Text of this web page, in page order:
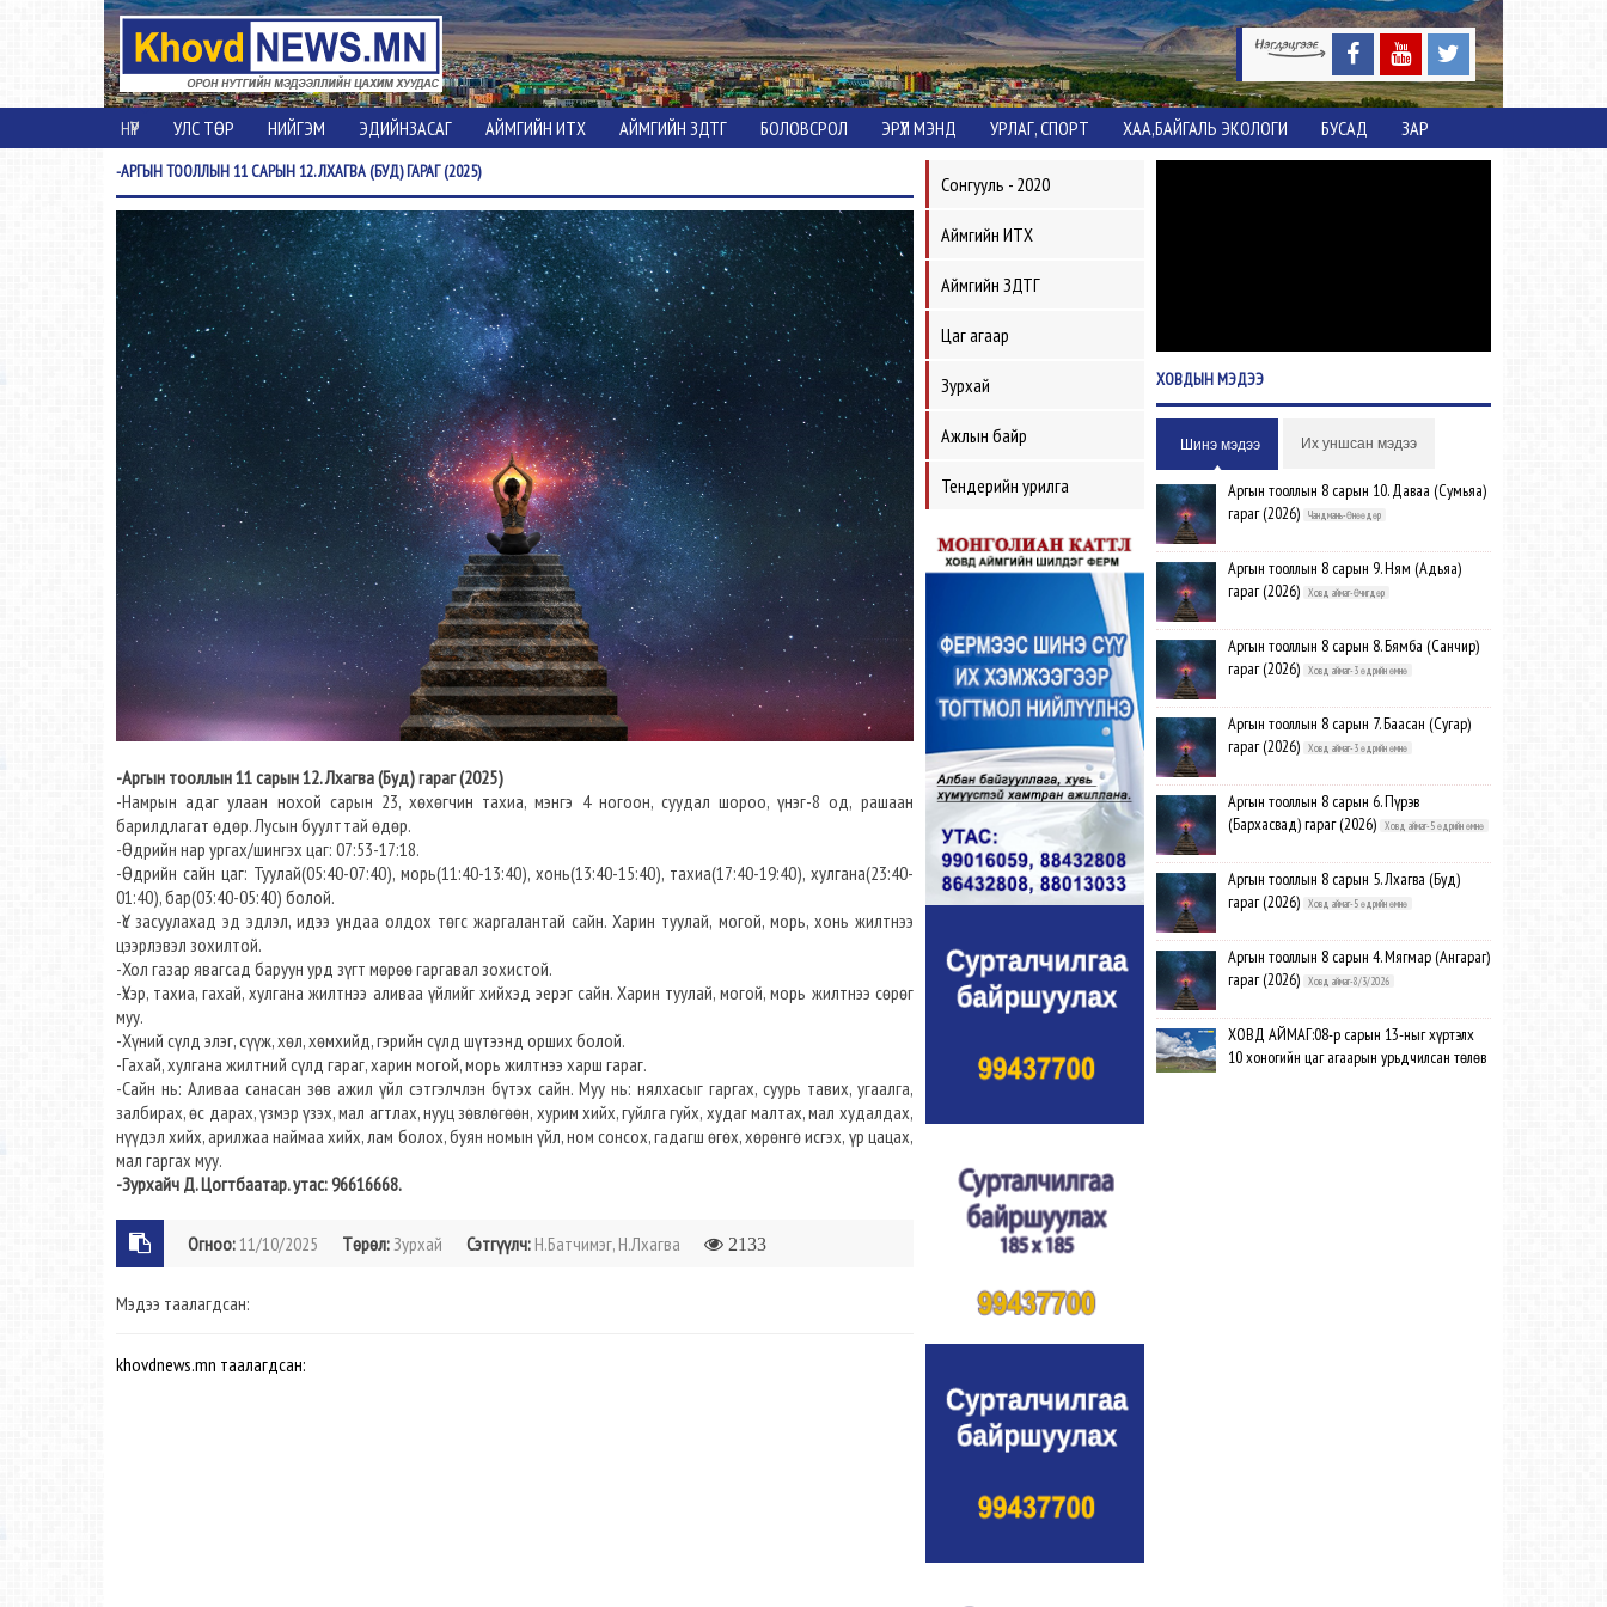
НҮҮР УЛС ТӨР НИЙГЭМ ЭДИЙНЗАСАГ АЙМГИЙН ИТХ АЙМГИЙН ЗДТГ БОЛОВСРОЛ ЭРҮҮЛ МЭНД УРЛАГ, СПОРТ ХАА,БАЙГАЛЬ ЭКОЛОГИ БУСАД ЗАР
-АРГЫНТООЛЛЫН 11 САРЫН 12. ЛХАГВА (БУД) ГАРАГ (2025)
-Аргын тооллын 11 сарын 12. Лхагва (Буд) гараг (2025)
-Намрын адаг улаан нохой сарын 23, хөхөгчин тахиа, мэнгэ 4 ногоон, суудал шороо, үнэг-8 од, рашаан
барилдлагат өдөр. Лусын буулттай өдөр.
-Өдрийн нар ургах/шингэх цаг: 07:53-17:18.
-Өдрийн сайн цаг: Туулай(05:40-07:40), морь(11:40-13:40), хонь(13:40-15:40), тахиа(17:40-19:40), хулгана(23:40-
01:40), бар(03:40-05:40) болой.
-Үс засуулахад эд эдлэл, идээ ундаа олдох төгс жаргалантай сайн. Харин туулай, могой, морь, хонь жилтнээ
цээрлэвэл зохилтой.
-Хол газар явагсад баруун урд зүгт мөрөө гаргавал зохистой.
-Үхэр, тахиа, гахай, хулгана жилтнээ аливаа үйлийг хийхэд эерэг сайн. Харин туулай, могой, морь жилтнээ сөрөг
муу.
-Хүний сүлд элэг, сүүж, хөл, хөмхийд, гэрийн сүлд шүтээнд орших болой.
-Гахай, хулгана жилтний сүлд гараг, харин могой, морь жилтнээ харш гараг.
-Сайн нь: Аливаа санасан зөв ажил үйл сэтгэлчлэн бүтэх сайн. Муу нь: нялхасыг гаргах, суурь тавих, угаалга,
залбирах, өс дарах, үзмэр үзэх, мал агтлах, нууц зөвлөгөөн, хурим хийх, гуйлга гуйх, худаг малтах, мал худалдах,
нүүдэл хийх, арилжаа наймаа хийх, лам болох, буян номын үйл, ном сонсох, гадагш өгөх, хөрөнгө исгэх, үр цацах,
мал гаргах муу.
-Зурхайч Д. Цогтбаатар. утас: 96616668.
Огноо:11/10/2025 Төрөл:Зурхай Сэтгүүлч: Н.Батчимэг, Н.Лхагва 2133
Мэдээ таалагдсан:
khovdnews.mn таалагдсан:
Сонгууль - 2020
Аймгийн ИТХ
Аймгийн ЗДТГ
Цаг агаар
Зурхай
Ажлын байр
Тендерийн урилга
ХОВДЫНМЭДЭЭ
Шинэ мэдээ Их уншсан мэдээ
Аргын тооллын 8 сарын 10. Даваа (Сумьяа)
гараг (2026)
Чандмань-Өнөөдөр
Аргын тооллын 8 сарын 9. Ням (Адьяа)
гараг (2026)
Ховд аймаг-Өчигдөр
Аргын тооллын 8 сарын 8. Бямба (Санчир)
гараг (2026)
Ховд аймаг-3 өдрийн өмнө
Аргын тооллын 8 сарын 7. Баасан (Сугар)
гараг (2026)
Ховд аймаг-3 өдрийн өмнө
Аргын тооллын 8 сарын 6. Пүрэв
(Бархасвад) гараг (2026)
Ховд аймаг-5 өдрийн өмнө
Аргын тооллын 8 сарын 5. Лхагва (Буд)
гараг (2026)
Ховд аймаг-5 өдрийн өмнө
Аргын тооллын 8 сарын 4. Мягмар (Ангараг)
гараг (2026)
Ховд аймаг-8/3/2026
ХОВД АЙМАГ:08-р сарын 13-ныг хүртэлх
10 хоногийн цаг агаарын урьдчилсан төлөв